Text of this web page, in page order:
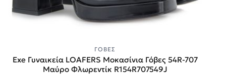
ΓΌΒΕΣ
Exe Γυναικεία LOAFERS Μοκασίνια Γόβες 54R-707
Μαύρο Φλωρεντίκ R154R707549J